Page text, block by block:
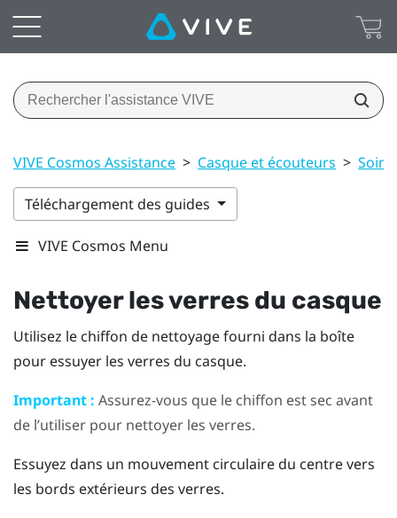
VIVE Cosmos Assistance > Casque et écouteurs > Soin
Téléchargement des guides
VIVE Cosmos Menu
Nettoyer les verres du casque
Utilisez le chiffon de nettoyage fourni dans la boîte
pour essuyer les verres du casque.
Important : Assurez-vous que le chiffon est sec avant
de l’utiliser pour nettoyer les verres.
Essuyez dans un mouvement circulaire du centre vers
les bords extérieurs des verres.